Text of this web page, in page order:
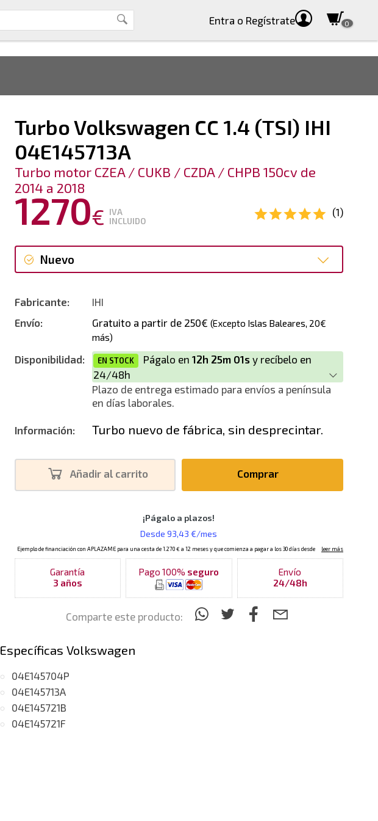
Entra o Regístrate 0
Turbo Volkswagen CC 1.4 (TSI) IHI
04E145713A
Turbo motor CZEA / CUKB / CZDA / CHPB 150cv de
2014 a 2018
1270€ IVA
INCLUIDO
(1)
Nuevo
Fabricante:
IHI
Envío:
Gratuito a partir de 250€ (Excepto Islas Baleares, 20€
más)
Disponibilidad: EN STOCK Págalo en 12h 25m 00sy recíbelo en
24/48h
Plazo de entrega estimado para envíos a península
en días laborales.
Información: Turbo nuevo de fábrica, sin desprecintar.
Añadir al carrito Comprar
Garantía
3 años
Pago 100% seguro
Envío
24/48h
Comparte este producto:
Específicas Volkswagen
04E145704P
04E145713A
04E145721B
04E145721F